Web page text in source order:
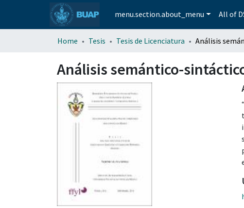
menu.section.about_menu All of
Home Tesis Tesis de Licenciatura
Análisis semántico-